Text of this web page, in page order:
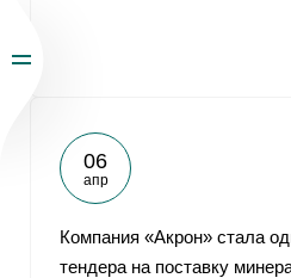
06
апр
Компания «Акрон» стала
тендера на поставку